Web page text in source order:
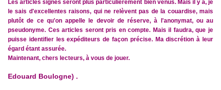
Les articles signés seront plus particulièrement bien venus. Mais il y a, je
le sais d'excellentes raisons, qui ne relèvent pas de la couardise, mais
plutôt de ce qu'on appelle le devoir de réserve, à l'anonymat, ou au
pseudonyme. Ces articles seront pris en compte. Mais il faudra, que je
puisse identifier les expéditeurs de façon précise. Ma discrétion à leur
égard étant assurée.
Maintenant, chers lecteurs, à vous de jouer.
Edouard Boulogne) .